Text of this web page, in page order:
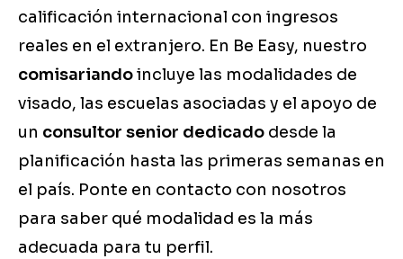
calificación internacional con ingresos
reales en el extranjero. En Be Easy, nuestro
comisariandoincluye las modalidades de
visado, las escuelas asociadas y el apoyo de
un consultor senior dedicado desde la
planificación hasta las primeras semanas en
el país. Ponte en contacto con nosotros
para saber qué modalidad es la más
adecuada para tu perfil.